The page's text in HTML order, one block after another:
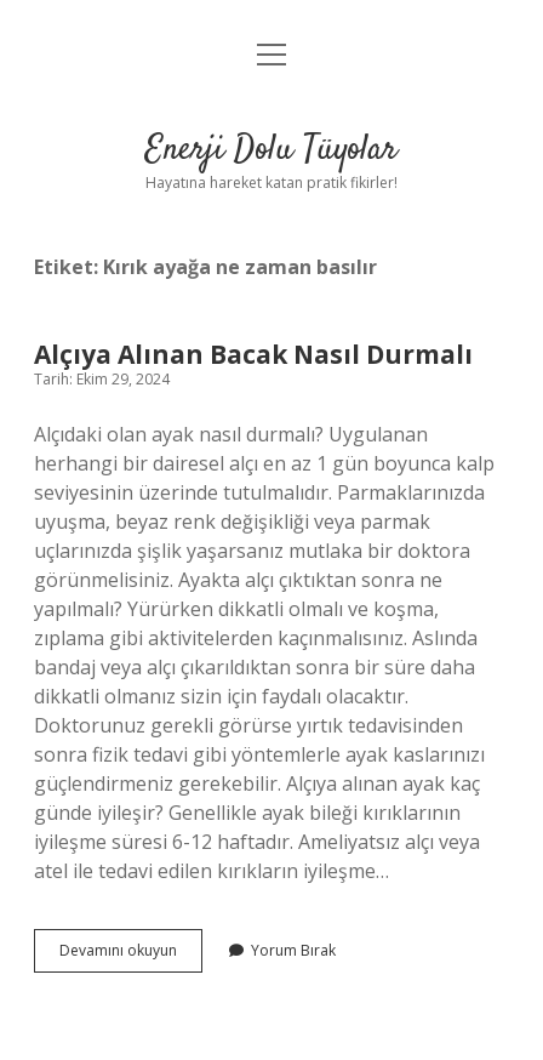
Anasayfa
Yasal Uyarı
menüyü
Enerji Dolu Tüyolar
Hayatına hareket katan pratik fikirler!
Etiket: Kırık ayağa ne zaman basılır
Alçıya Alınan Bacak Nasıl Durmalı
Tarih: Ekim 29, 2024
Alçıdaki olan ayak nasıl durmalı? Uygulanan
herhangi bir dairesel alçı en az 1 gün boyunca kalp
seviyesinin üzerinde tutulmalıdır. Parmaklarınızda
uyuşma, beyaz renk değişikliği veya parmak
uçlarınızda şişlik yaşarsanız mutlaka bir doktora
görünmelisiniz. Ayakta alçı çıktıktan sonra ne
yapılmalı? Yürürken dikkatli olmalı ve koşma,
zıplama gibi aktivitelerden kaçınmalısınız. Aslında
bandaj veya alçı çıkarıldıktan sonra bir süre daha
dikkatli olmanız sizin için faydalı olacaktır.
Doktorunuz gerekli görürse yırtık tedavisinden
sonra fizik tedavi gibi yöntemlerle ayak kaslarınızı
güçlendirmeniz gerekebilir. Alçıya alınan ayak kaç
günde iyileşir? Genellikle ayak bileği kırıklarının
iyileşme süresi 6-12 haftadır. Ameliyatsız alçı veya
atel ile tedavi edilen kırıkların iyileşme…
Devamını okuyun
Alınan
Yorum Bırak